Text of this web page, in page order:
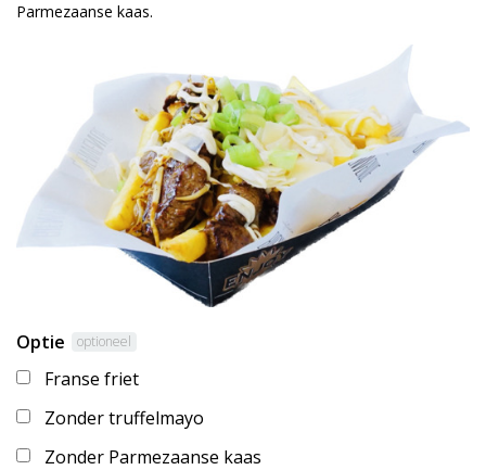
Parmezaanse kaas.
Optie optioneel
Franse friet
Zonder truffelmayo
Zonder Parmezaanse kaas